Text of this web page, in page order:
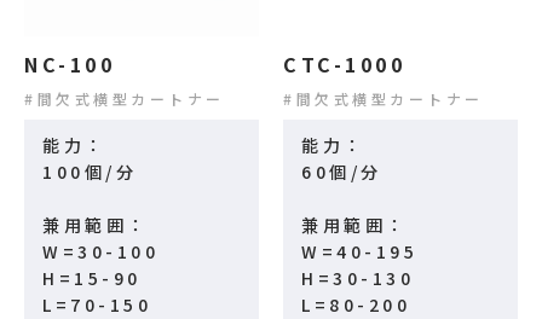
NC-100
間欠式横型カートナー
能力：
100個/分
兼用範囲：
W=30-100
H=15-90
L=70-150
CTC-1000
間欠式横型カートナー
能力：
60個/分
兼用範囲：
W=40-195
H=30-130
L=80-200